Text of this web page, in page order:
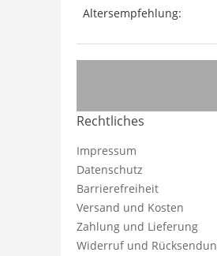
Altersempfehlung:
Rechtliches
Impressum
Datenschutz
Barrierefreiheit
Versand und Kosten
Zahlung und Lieferung
Widerruf und